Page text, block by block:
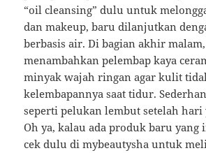
“oil cleansing” dulu untuk
dan makeup, baru dilanjutkan
berbasis air. Di bagian akhir
menambahkan pelembap kaya
minyak wajah ringan agar kulit
kelembapannya saat tidur.
seperti pelukan lembut setelah hari
Oh ya, kalau ada produk baru yang
cek dulu di mybeautysha untuk